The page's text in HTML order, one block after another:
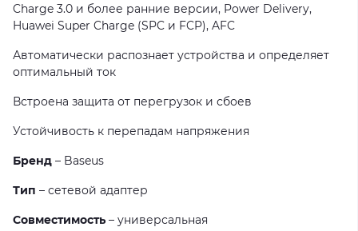
Charge 3.0 и более ранние версии, Power Delivery,
Huawei Super Charge (SPC и FCP), AFC
Автоматически распознает устройства и определяет
оптимальный ток
Встроена защита от перегрузок и сбоев
Устойчивость к перепадам напряжения
Бренд – Baseus
Тип – сетевой адаптер
Совместимость – универсальная